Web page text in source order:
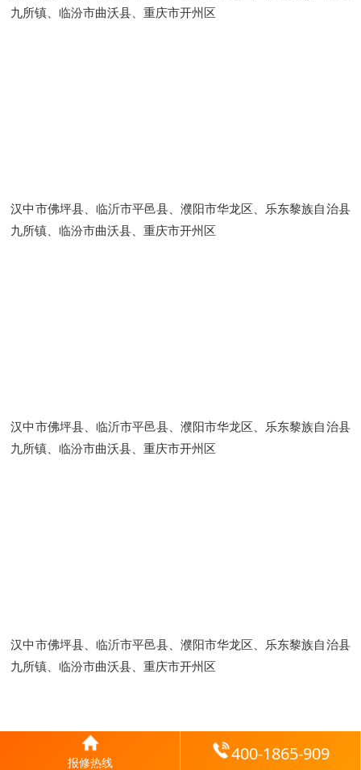
九所镇、临汾市曲沃县、重庆市开州区
汉中市佛坪县、临沂市平邑县、濮阳市华龙区、乐东黎族自治县
九所镇、临汾市曲沃县、重庆市开州区
汉中市佛坪县、临沂市平邑县、濮阳市华龙区、乐东黎族自治县
九所镇、临汾市曲沃县、重庆市开州区
汉中市佛坪县、临沂市平邑县、濮阳市华龙区、乐东黎族自治县
九所镇、临汾市曲沃县、重庆市开州区
报修热线 400-1865-909